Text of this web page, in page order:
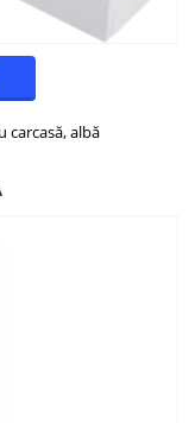
carcasă, albă